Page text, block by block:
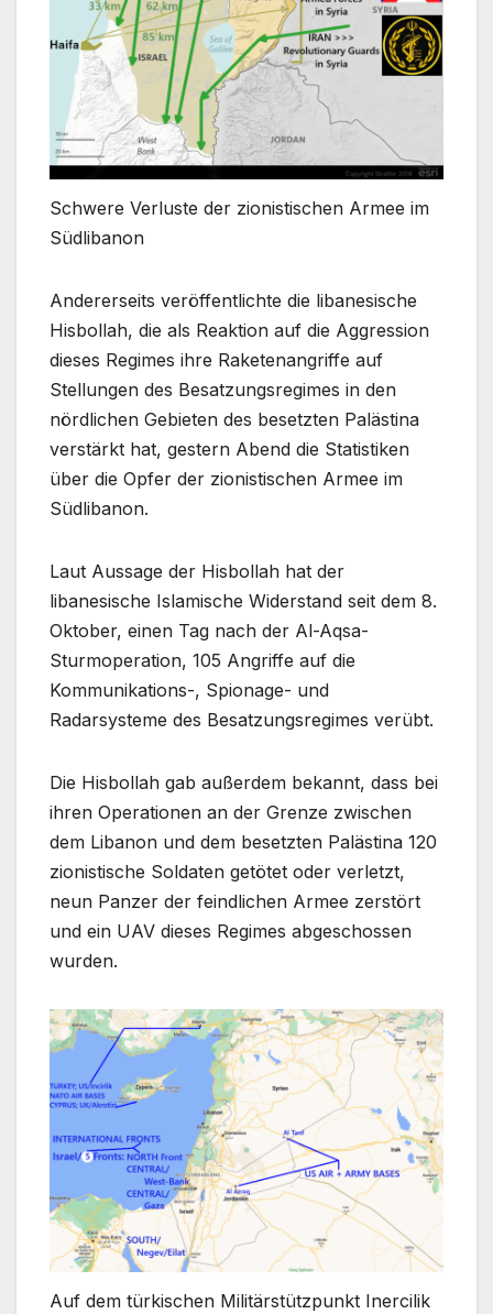
Schwere Verluste der zionistischen Armee im
Südlibanon
Andererseits veröffentlichte die libanesische
Hisbollah, die als Reaktion auf die Aggression
dieses Regimes ihre Raketenangriffe auf
Stellungen des Besatzungsregimes in den
nördlichen Gebieten des besetzten Palästina
verstärkt hat, gestern Abend die Statistiken
über die Opfer der zionistischen Armee im
Südlibanon.
Laut Aussage der Hisbollah hat der
libanesische Islamische Widerstand seit dem 8.
Oktober, einen Tag nach der Al-Aqsa-
Sturmoperation, 105 Angriffe auf die
Kommunikations-, Spionage- und
Radarsysteme des Besatzungsregimes verübt.
Die Hisbollah gab außerdem bekannt, dass bei
ihren Operationen an der Grenze zwischen
dem Libanon und dem besetzten Palästina 120
zionistische Soldaten getötet oder verletzt,
neun Panzer der feindlichen Armee zerstört
und ein UAV dieses Regimes abgeschossen
wurden.
Auf dem türkischen Militärstützpunkt Inercilik